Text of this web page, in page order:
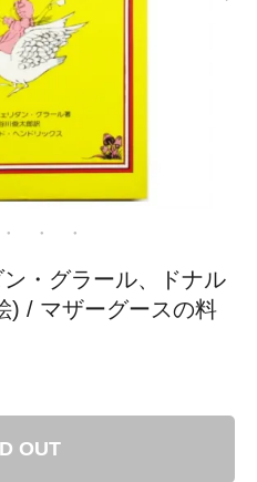
・グラール、ドナル
) / マザーグースの料
OUT